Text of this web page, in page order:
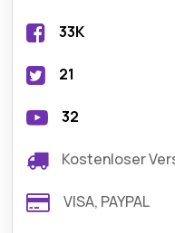
33K
21
32
Kostenloser
VISA, PAYPAL